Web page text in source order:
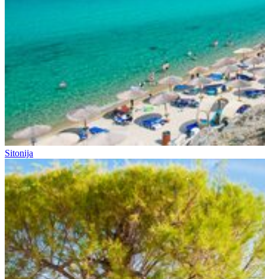
Sitonija